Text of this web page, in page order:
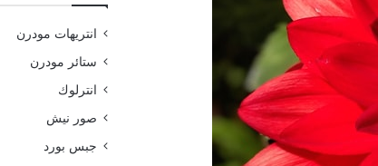
انتريهات مودرن
ستائر مودرن
انترلوك
صور نيش
جبس بورد